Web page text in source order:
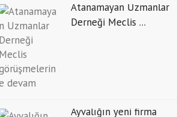
Atanamayan Uzmanlar
Derneği Meclis ...
Ayvalığın yeni firma